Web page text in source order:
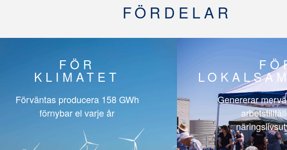
FÖRDELAR
FÖR
KLIMATET
Förväntas producera158 GWh
förnybar el varje år
Genererar